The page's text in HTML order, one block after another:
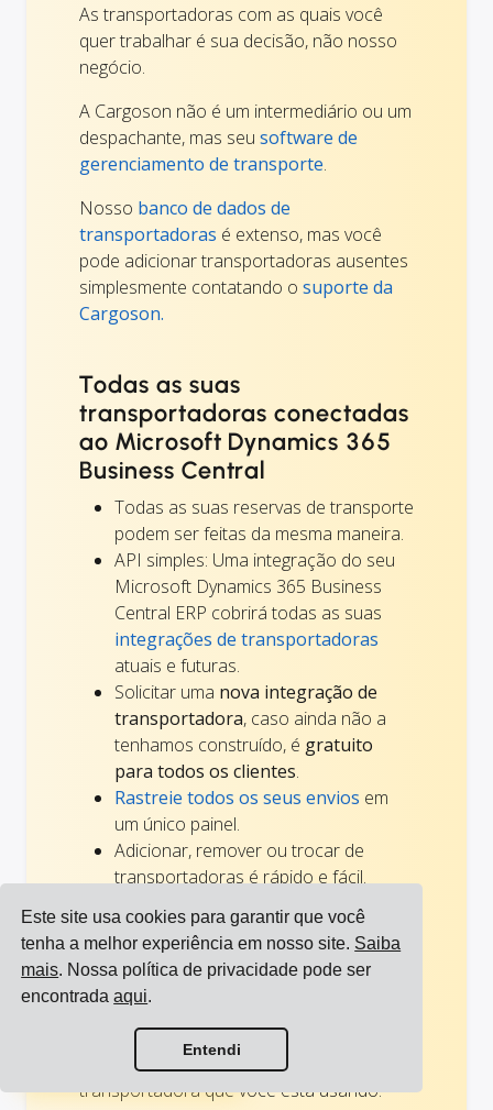
Este site usa cookies para garantir que você
tenha a melhor experiência em nosso site. Saiba
mais. Nossa política de privacidade pode ser
encontradaaqui.
Entendi
As transportadoras com as quais você
quer trabalhar é sua decisão, não nosso
negócio.
A Cargoson não é um intermediário ou um
despachante, mas seu software de
gerenciamento de transporte.
Nosso banco de dados de
transportadoras é extenso, mas você
pode adicionar transportadoras ausentes
simplesmente contatando o suporte da
Cargoson.
Todas as suas
transportadoras conectadas
ao Microsoft Dynamics 365
Business Central
Todas as suas reservas de transporte
podem ser feitas da mesma maneira.
API simples: Uma integração do seu
Microsoft Dynamics 365 Business
Central ERP cobrirá todas as suas
integrações de transportadoras
atuais e futuras.
Solicitar uma nova integração de
transportadora, caso ainda não a
tenhamos construído, é gratuito
para todos os clientes.
Rastreie todos os seus envios em
um único painel.
Adicionar, remover ou trocar de
transportadoras é rápido e fácil.
Notificações personalizadas
Todas as
notificações relacionadas ao
transporte
colegas de trabalho são personalizadas e
parecem iguais, independentemente da
transportadora que você está usando.
Ver todas as integrações
Ver todas as transportadoras